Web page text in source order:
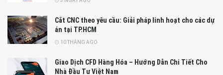
Cắt CNC theo yêu cầu: Giải pháp linh hoạt cho các dự
án tại TP.HCM
10 THÁNG AGO
Giao Dịch CFD Hàng Hóa – Hướng Dẫn Chi Tiết Cho
Nhà Đầu Tư Việt Nam